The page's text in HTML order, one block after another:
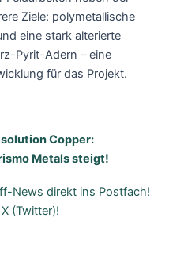
Ziele: polymetallische
eine stark alterierte
Pyrit-Adern – eine
für das Projekt.
Copper:
Metals steigt!
News direkt ins Postfach!
(Twitter)!